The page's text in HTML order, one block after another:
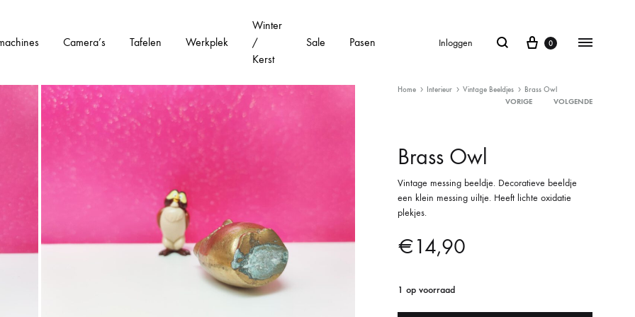
Camera’s Tafelen Werkplek
Winter
/
Kerst
Sale Pasen Inloggen 0
Home Interieur Vintage Beeldjes Brass Owl
VORIGE VOLGENDE
Brass Owl
Vintage messing beeldje. Decoratieve beeldje
een klein messing uiltje. Heeft lichte oxidatie
plekjes.
€14,90
1 op voorraad